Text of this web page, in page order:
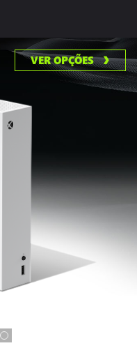
VER OPÇÕES